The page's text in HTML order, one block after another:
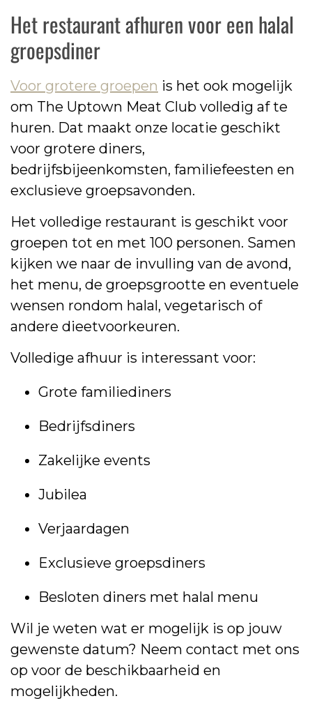
Het restaurant afhuren voor een halal
groepsdiner
Voor grotere groepen is het ook mogelijk
om The Uptown Meat Club volledig af te
huren. Dat maakt onze locatie geschikt
voor grotere diners,
bedrijfsbijeenkomsten, familiefeesten en
exclusieve groepsavonden.
Het volledige restaurant is geschikt voor
groepen tot en met 100 personen. Samen
kijken we naar de invulling van de avond,
het menu, de groepsgrootte en eventuele
wensen rondom halal, vegetarisch of
andere dieetvoorkeuren.
Volledige afhuur is interessant voor:
Grote familiediners
Bedrijfsdiners
Zakelijke events
Jubilea
Verjaardagen
Exclusieve groepsdiners
Besloten diners met halal menu
Wil je weten wat er mogelijk is op jouw
gewenste datum? Neem contact met ons
op voor de beschikbaarheid en
mogelijkheden.